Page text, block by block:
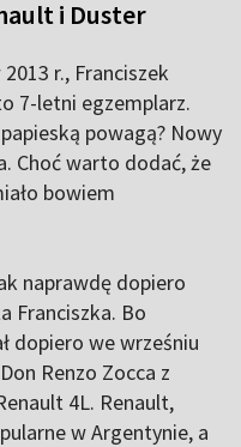
i Duster
r., Franciszek
7-letni egzemplarz.
powagą? Nowy
Choć warto dodać, że
bowiem
naprawdę dopiero
Franciszka. Bo
dopiero we wrześniu
Renzo Zocca z
4L. Renault,
w Argentynie, a